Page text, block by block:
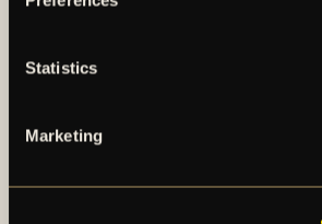
Statistics
Marketing
HERRLAGET